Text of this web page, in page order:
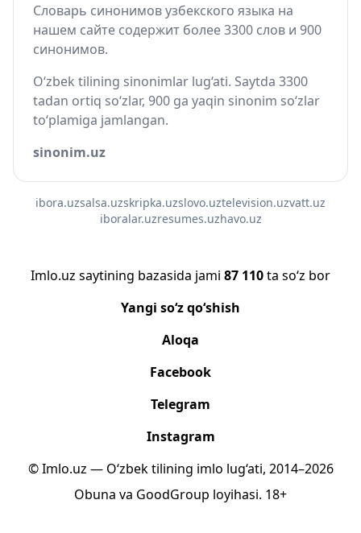
Словарь синонимов узбекского языка на
нашем сайте содержит более 3300 слов и 900
синонимов.
O‘zbek tilining sinonimlar lug‘ati. Saytda 3300
tadan ortiq so‘zlar, 900 ga yaqin sinonim so‘zlar
to‘plamiga jamlangan.
sinonim.uz
ibora.uzsalsa.uzskripka.uzslovo.uztelevision.uzvatt.uz
iboralar.uzresumes.uzhavo.uz
Imlo.uz saytining bazasida jami 87 110ta so‘z bor
Yangi so‘z qo‘shish
Aloqa
Facebook
Telegram
Instagram
© Imlo.uz — O‘zbek tilining imlo lug‘ati, 2014–2026
Obuna va GoodGroup loyihasi. 18+